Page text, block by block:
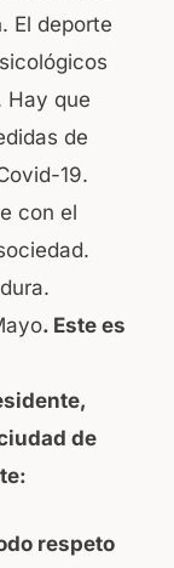
El deporte
Hay que
de
19.
con el
. Este es
de
respeto